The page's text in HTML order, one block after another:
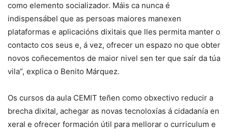
como elemento socializador. Máis ca nunca é
indispensábel que as persoas maiores manexen
plataformas e aplicacións dixitais que lles permita manter o
contacto cos seus e, á vez, ofrecer un espazo no que obter
novos coñecementos de maior nivel sen ter que saír da túa
vila”, explica o Benito Márquez.
Os cursos da aula CEMIT teñen como obxectivo reducir a
brecha dixital, achegar as novas tecnoloxías á cidadanía en
xeral e ofrecer formación útil para mellorar o curriculum e